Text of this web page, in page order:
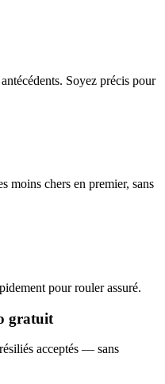
Soyez précis pour
moins chers en premier, sans
pour rouler assuré.
gratuit
acceptés — sans